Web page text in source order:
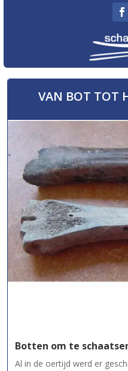
VAN BOT TOT
Botten om te
Al in de oertijd werd er